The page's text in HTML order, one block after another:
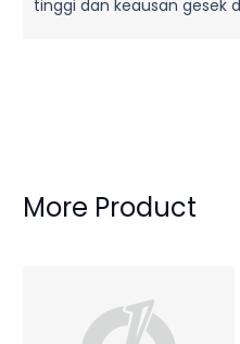
tinggi dan keausan gesek
More Product